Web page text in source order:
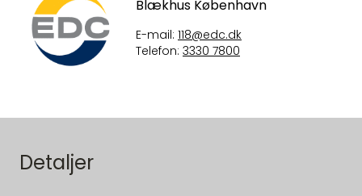
Blækhus København
E-mail: 118@edc.dk
Telefon: 3330 7800
Detaljer